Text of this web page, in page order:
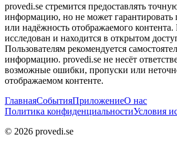
provedi.se стремится предоставлять
информацию, но не может гарантировать
или надёжность отображаемого контента.
исследован и находится в открытом
Пользователям рекомендуется
информацию. provedi.se не несёт
возможные ошибки, пропуски или
отображаемом контенте.
ГлавнаяСобытияПриложениеО нас
Политика конфиденциальностиУсловия
© 2026 provedi.se